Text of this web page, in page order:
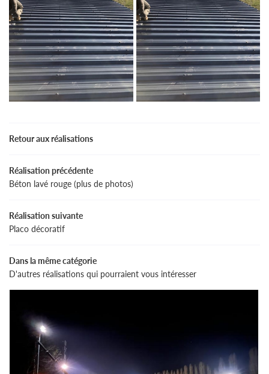
Générale
réalisations
Retour aux réalisations
Réalisation précédente
Béton lavé rouge (plus de photos)
Réalisation suivante
Placo décoratif
Dans la même catégorie
D'autres réalisations qui pourraient vous intéresser